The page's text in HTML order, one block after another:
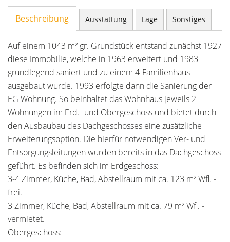
Beschreibung Ausstattung Lage Sonstiges
Auf einem 1043 m² gr. Grundstück entstand zunächst 1927
diese Immobilie, welche in 1963 erweitert und 1983
grundlegend saniert und zu einem 4-Familienhaus
ausgebaut wurde. 1993 erfolgte dann die Sanierung der
EG Wohnung. So beinhaltet das Wohnhaus jeweils 2
Wohnungen im Erd.- und Obergeschoss und bietet durch
den Ausbaubau des Dachgeschosses eine zusätzliche
Erweiterungsoption. Die hierfür notwendigen Ver- und
Entsorgungsleitungen wurden bereits in das Dachgeschoss
geführt. Es befinden sich im Erdgeschoss:
3-4 Zimmer, Küche, Bad, Abstellraum mit ca. 123 m² Wfl. -
frei.
3 Zimmer, Küche, Bad, Abstellraum mit ca. 79 m² Wfl. -
vermietet.
Obergeschoss: